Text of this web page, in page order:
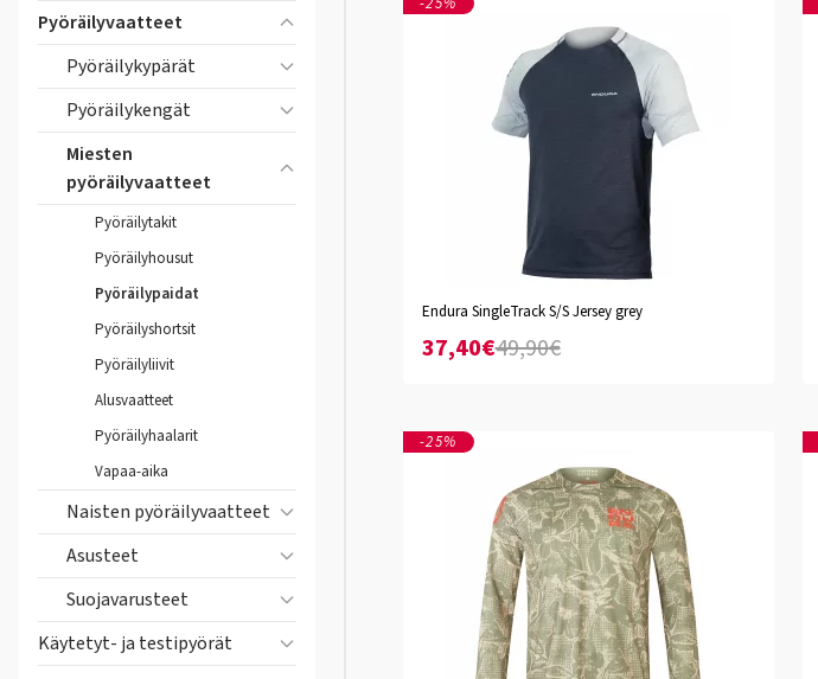
Pyöräilyvaatteet
Pyöräilykypärät
Pyöräilykengät
Miesten
pyöräilyvaatteet
Pyöräilytakit
Pyöräilyhousut
Pyöräilypaidat
Pyöräilyshortsit
Pyöräilyliivit
Alusvaatteet
Pyöräilyhaalarit
Vapaa-aika
Naisten pyöräilyvaatteet
Asusteet
Suojavarusteet
Käytetyt- ja testipyörät
S M L XL XXL
Endura SingleTrack S/S Jersey grey
37,40€49,90€
-25%